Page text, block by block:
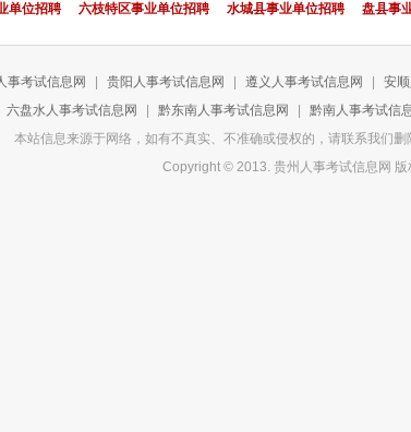
单位招聘 六枝特区事业单位招聘 水城县事业单位招聘 盘县事
事考试信息网 贵阳人事考试信息网 遵义人事考试信息网 安
六盘水人事考试信息网 黔东南人事考试信息网 黔南人事考试信
本站信息来源于网络，如有不真实、不准确或侵权的，请联系我们
Copyright © 2013. 贵州人事考试信息网 版